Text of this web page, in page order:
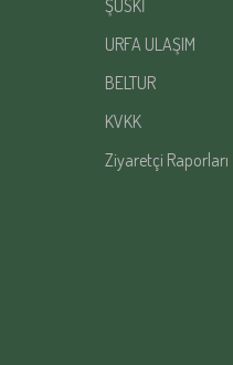
ŞUSKİ
URFA ULAŞIM
BELTUR
KVKK
Ziyaretçi Raporları